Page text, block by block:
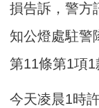
損告訴，警方
知公燈處駐警
第11條第1項1
今天凌晨1時